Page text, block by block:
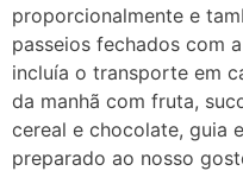
proporcionalmente e
passeios fechados com
incluía o transporte em
da manhã com fruta,
cereal e chocolate, guia
preparado ao nosso